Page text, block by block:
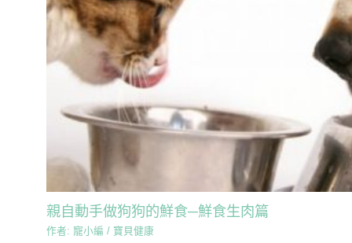
親自動手做狗狗的鮮食─鮮食生肉篇
作者: 寵小編 / 寶貝健康